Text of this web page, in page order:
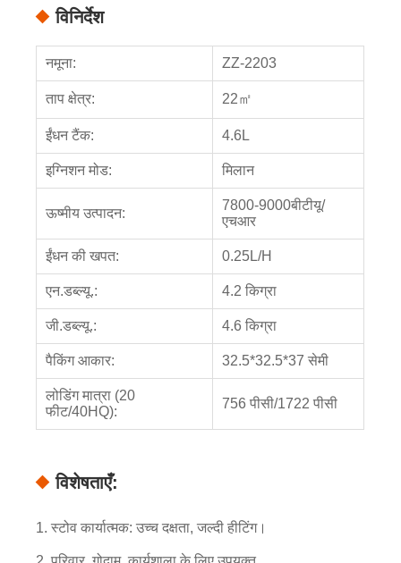
विनिर्देश
नमूना: ZZ-2203
ताप क्षेत्र: 22㎡
ईंधन टैंक: 4.6L
इग्निशन मोड: मिलान
ऊष्मीय उत्पादन:
7800-9000बीटीयू/
एचआर
ईंधन की खपत: 0.25L/H
एन.डब्ल्यू.: 4.2 किग्रा
जी.डब्ल्यू.: 4.6 किग्रा
पैकिंग आकार: 32.5*32.5*37 सेमी
लोडिंग मात्रा (20
फीट/40HQ):
756 पीसी/1722 पीसी
विशेषताएँ:
1. स्टोव कार्यात्मक: उच्च दक्षता, जल्दी हीटिंग।